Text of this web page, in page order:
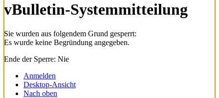
vBulletin-Systemmitteilung
Sie wurden aus folgendem Grund gesperrt:
Es wurde keine Begründung angegeben.
Ende der Sperre: Nie
Anmelden
Desktop-Ansicht
Nach oben